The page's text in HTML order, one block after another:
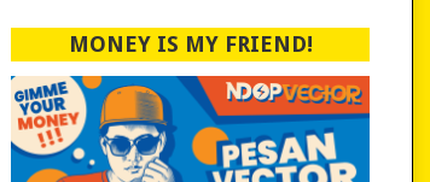
MONEY IS MY FRIEND!